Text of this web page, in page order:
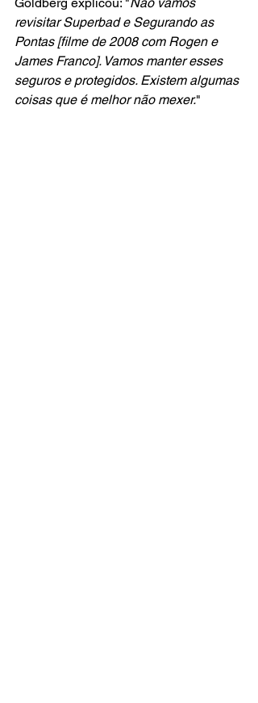
revisitar Superbad e Segurando as
Pontas [filme de 2008 com Rogen e
James Franco]. Vamos manter esses
seguros e protegidos. Existem algumas
coisas que é melhor não mexer."